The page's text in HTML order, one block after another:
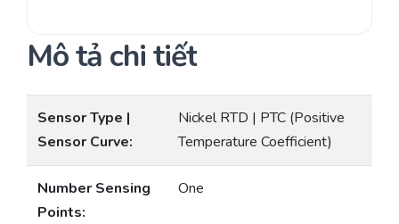
Mô tả chi tiết
Sensor Type |
Sensor Curve:
Nickel RTD | PTC (Positive
Temperature Coefficient)
Number Sensing
Points:
One